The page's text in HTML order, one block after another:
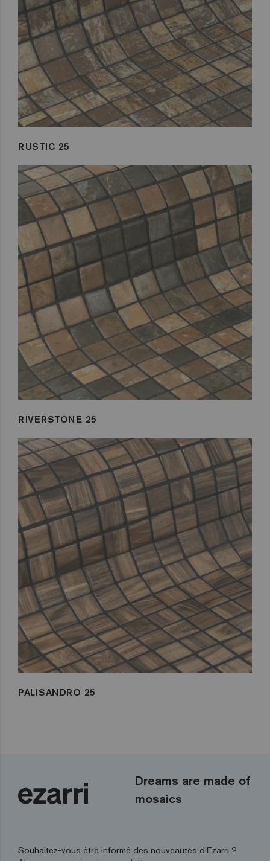
RUSTIC 25
RIVERSTONE 25
PALISANDRO 25
Dreams are made of
mosaics
Souhaitez-vous être informé des nouveautés d’Ezarri ?